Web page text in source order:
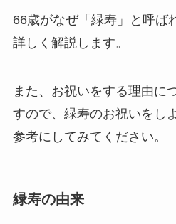
プリザーブドフラ
西陣織物
供花・献花
66歳がなぜ「緑寿」と呼ば
詳しく解説します。
また、お祝いをする理由に
すので、緑寿のお祝いをし
参考にしてみてください。
緑寿の由来